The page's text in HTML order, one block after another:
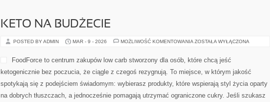
KETO NA BUDŻECIE
POSTED BY ADMIN MAR - 9 - 2026 MOŻLIWOŚĆ KOMENTOWANIA KETO
ZOSTAŁA WYŁĄCZONA
FoodForce to centrum zakupów low carb stworzony dla osób, które chcą jeść
ketogenicznie bez poczucia, że ciągle z czegoś rezygnują. To miejsce, w którym jakość
spotykają się z podejściem świadomym: wybierasz produkty, które wspierają styl życia oparty
na dobrych tłuszczach, a jednocześnie pomagają utrzymać ograniczone cukry. Jeśli szukasz